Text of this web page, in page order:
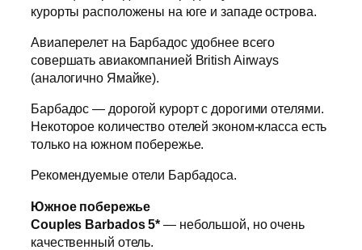
курорты расположены на юге и западе острова.
Авиаперелет на Барбадос удобнее всего
совершать авиакомпанией British Airways
(аналогично Ямайке).
Барбадос — дорогой курорт с дорогими отелями.
Некоторое количество отелей эконом-класса есть
только на южном побережье.
Рекомендуемые отели Барбадоса.
Южное побережье
Couples Barbados 5* — небольшой, но очень
качественный отель.